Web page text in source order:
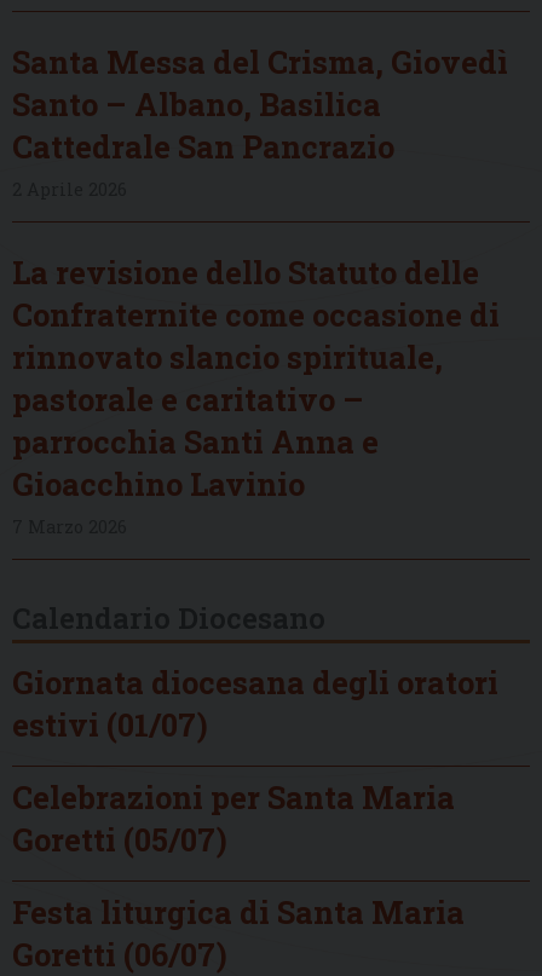
Santa Messa del Crisma, Giovedì
Santo – Albano, Basilica
Cattedrale San Pancrazio
La revisione dello Statuto delle
Confraternite come occasione di
rinnovato slancio spirituale,
pastorale e caritativo –
parrocchia Santi Anna e
Gioacchino Lavinio
Giornata diocesana degli oratori
estivi (01/07)
Celebrazioni per Santa Maria
Goretti (05/07)
Festa liturgica di Santa Maria
Goretti (06/07)